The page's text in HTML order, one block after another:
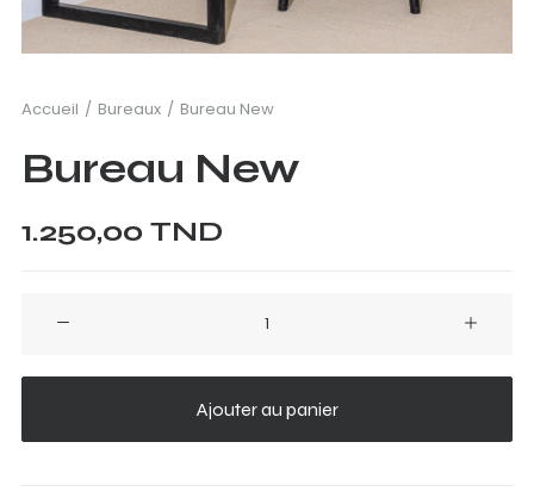
Accueil Bureaux Bureau New
Bureau New
1.250,00 TND
Bureau
Ajouter au panier